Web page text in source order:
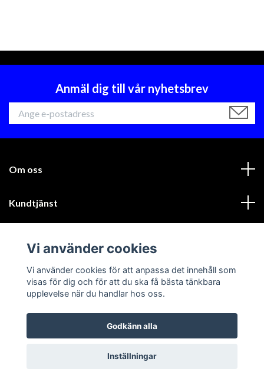
Anmäl dig till vår nyhetsbrev
Om oss
Kundtjänst
Sociala medier
© 2026 GIK Racing AB
Vi använder cookies
Vi använder cookies för att anpassa det innehåll som
visas för dig och för att du ska få bästa tänkbara
upplevelse när du handlar hos oss.
Godkänn alla
Inställningar